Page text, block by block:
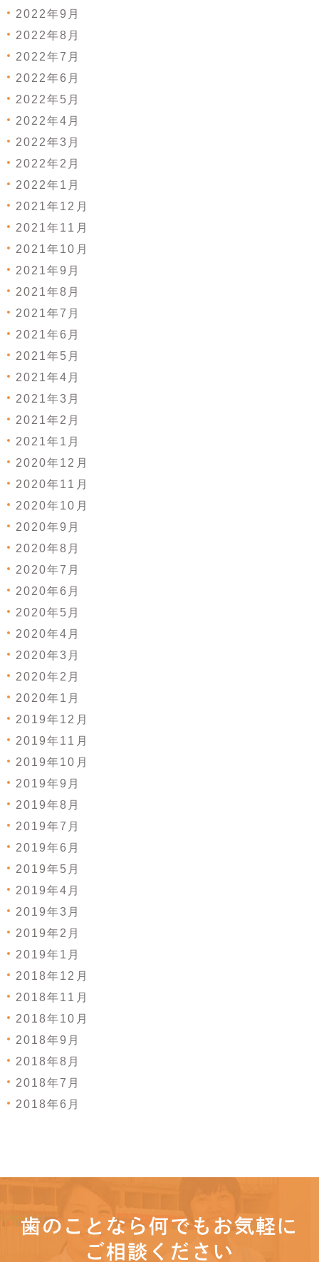
2022年9月
2022年8月
2022年7月
2022年6月
2022年5月
2022年4月
2022年3月
2022年2月
2022年1月
2021年12月
2021年11月
2021年10月
2021年9月
2021年8月
2021年7月
2021年6月
2021年5月
2021年4月
2021年3月
2021年2月
2021年1月
2020年12月
2020年11月
2020年10月
2020年9月
2020年8月
2020年7月
2020年6月
2020年5月
2020年4月
2020年3月
2020年2月
2020年1月
2019年12月
2019年11月
2019年10月
2019年9月
2019年8月
2019年7月
2019年6月
2019年5月
2019年4月
2019年3月
2019年2月
2019年1月
2018年12月
2018年11月
2018年10月
2018年9月
2018年8月
2018年7月
2018年6月
歯のことなら何でもお気軽に
ご相談ください